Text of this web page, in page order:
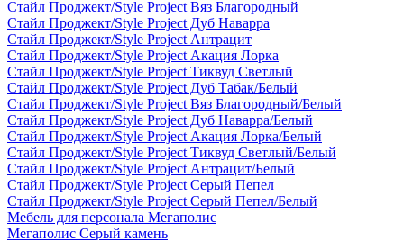
Стайл Проджект/Style Project Вяз Благородный
Стайл Проджект/Style Project Дуб Наварра
Стайл Проджект/Style Project Антрацит
Стайл Проджект/Style Project Акация Лорка
Стайл Проджект/Style Project Тиквуд Светлый
Стайл Проджект/Style Project Дуб Табак/Белый
Стайл Проджект/Style Project Вяз Благородный/Белый
Стайл Проджект/Style Project Дуб Наварра/Белый
Стайл Проджект/Style Project Акация Лорка/Белый
Стайл Проджект/Style Project Тиквуд Светлый/Белый
Стайл Проджект/Style Project Антрацит/Белый
Стайл Проджект/Style Project Серый Пепел
Стайл Проджект/Style Project Серый Пепел/Белый
Мебель для персонала Мегаполис
Мегаполис Серый камень